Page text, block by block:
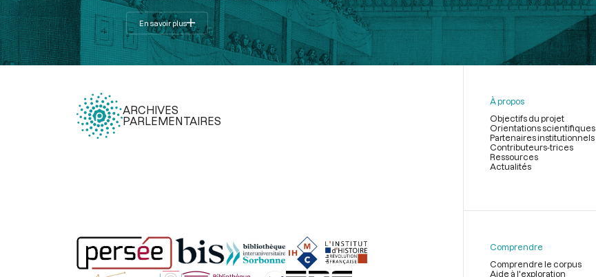
En savoir plus
ARCHIVES
PARLEMENTAIRES
page
À propos
Objectifs du projet
Orientations scientifiques
Partenaires institutionnels
Contributeurs-trices
Ressources
Actualités
Comprendre
Comprendre le corpus
Aide à l'exploration